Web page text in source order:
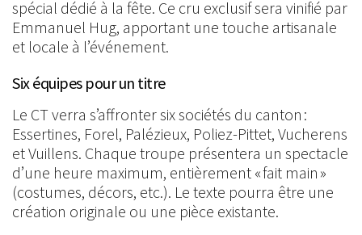
spécial dédié à la fête. Ce cru exclusif sera vinifié par
Emmanuel Hug, apportant une touche artisanale
et locale à l’événement.
Six équipes pour un titre
Le CT verra s’affronter six sociétés du canton :
Essertines, Forel, Palézieux, Poliez-Pittet, Vucherens
et Vuillens. Chaque troupe présentera un spectacle
d’une heure maximum, entièrement « fait main »
(costumes, décors, etc.). Le texte pourra être une
création originale ou une pièce existante.